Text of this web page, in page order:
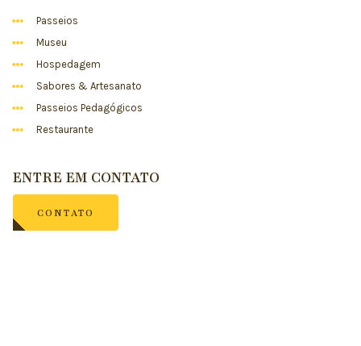
Passeios
Museu
Hospedagem
Sabores & Artesanato
Passeios Pedagógicos
Restaurante
ENTRE EM CONTATO
CONTATO